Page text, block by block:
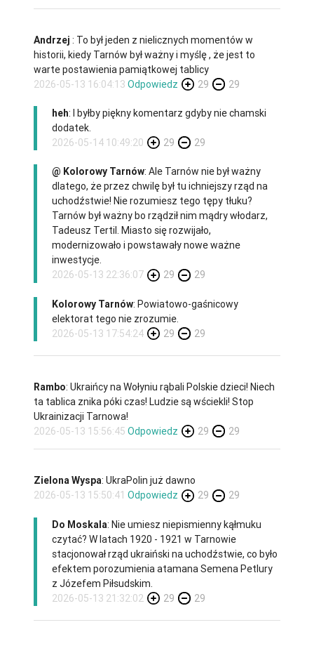
Andrzej: To był jeden z nielicznych momentów w
historii, kiedy Tarnów był ważny i myślę , że jest to
warte postawienia pamiątkowej tablicy
2026-05-13 16:04:13 Odpowiedz 29 29
heh: I byłby piękny komentarz gdyby nie chamski
dodatek.
2026-05-14 10:49:20
29 29
@ Kolorowy Tarnów: Ale Tarnów nie był ważny
dlatego, że przez chwilę był tu ichniejszy rząd na
uchodźstwie! Nie rozumiesz tego tępy tłuku?
Tarnów był ważny bo rządził nim mądry włodarz,
Tadeusz Tertil. Miasto się rozwijało,
modernizowało i powstawały nowe ważne
inwestycje.
2026-05-13 22:36:07
29 29
Kolorowy Tarnów: Powiatowo-gaśnicowy
elektorat tego nie zrozumie.
2026-05-13 17:54:24
29 29
Rambo: Ukraińcy na Wołyniu rąbali Polskie dzieci! Niech
ta tablica znika póki czas! Ludzie są wściekli! Stop
Ukrainizacji Tarnowa!
2026-05-13 15:56:45 Odpowiedz 29 29
Zielona Wyspa: UkraPolin już dawno
2026-05-13 15:50:41 Odpowiedz 29 29
Do Moskala: Nie umiesz niepismienny kąłmuku
czytać? W latach 1920 - 1921 w Tarnowie
stacjonował rząd ukraiński na uchodźstwie, co było
efektem porozumienia atamana Semena Petlury
z Józefem Piłsudskim.
2026-05-13 21:32:02
29 29